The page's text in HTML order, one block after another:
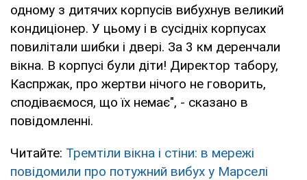
одному з дитячих корпусів вибухнув великий
кондиціонер. У цьому і в сусідніх корпусах
повилітали шибки і двері. За 3 км деренчали
вікна. В корпусі були діти! Директор табору,
Каспржак, про жертви нічого не говорить,
сподіваємося, що їх немає", - сказано в
повідомленні.
Читайте: Тремтіли вікна і стіни: в мережі
повідомили про потужний вибух у Марселі